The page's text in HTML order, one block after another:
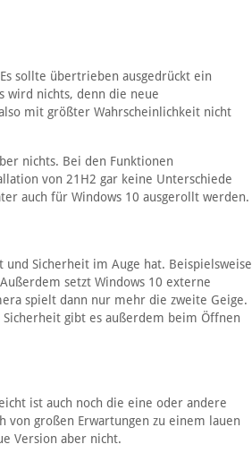
sollte übertrieben ausgedrückt ein
wird nichts, denn die neue
mit größter Wahrscheinlichkeit nicht
nichts. Bei den Funktionen
von 21H2 gar keine Unterschiede
auch für Windows 10 ausgerollt werden.
Sicherheit im Auge hat. Beispielsweise
setzt Windows 10 externe
spielt dann nur mehr die zweite Geige.
gibt es außerdem beim Öffnen
ist auch noch die eine oder andere
von großen Erwartungen zu einem lauen
Version aber nicht.